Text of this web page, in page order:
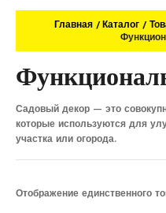
Главная Каталог
Садовый декор — это
которые используются для
участка или огорода.
Отображение единственного